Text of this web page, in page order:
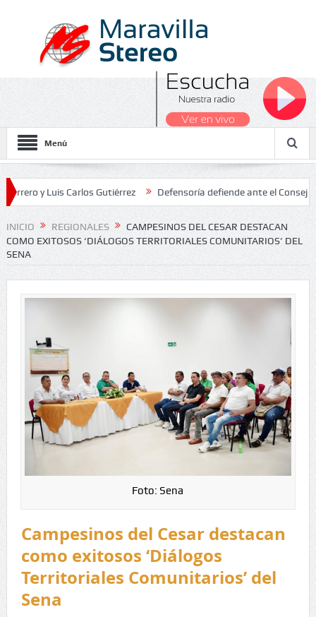
Menú
Carlos Gutiérrez Defensoría defiende ante el Consejo de
Nacionales 2026
INICIO REGIONALES
CAMPESINOS DEL CESAR DESTACAN
COMO EXITOSOS ‘DIÁLOGOS TERRITORIALES COMUNITARIOS’ DEL
SENA
Foto: Sena
Campesinos del Cesar destacan
como exitosos ‘Diálogos
Territoriales Comunitarios’ del
Sena